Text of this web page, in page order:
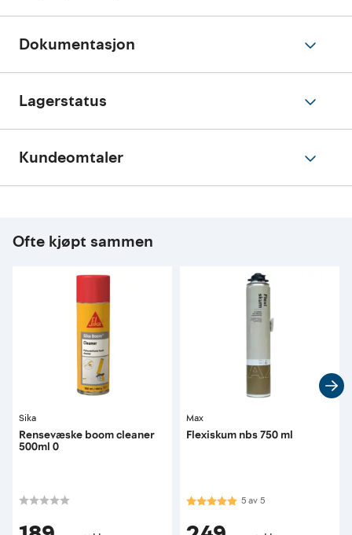
Dokumentasjon
Lagerstatus
Kundeomtaler
Ofte kjøpt sammen
Sika
Rensevæske boom cleaner
500ml 0
Max
Flexiskum nbs 750 ml
Karakter:5.0 av 5 mulige
5av5